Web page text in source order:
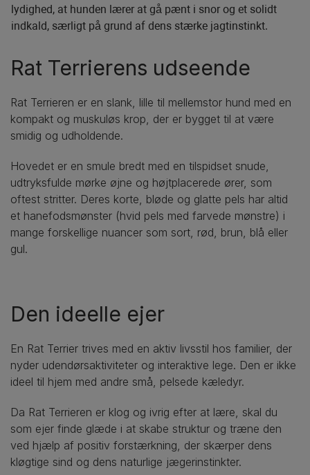
lydighed, at hunden lærer at gå pænt i snor og et solidt
indkald, særligt på grund af dens stærke jagtinstinkt.
Rat Terrierens udseende
Rat Terrieren er en slank, lille til mellemstor hund med en
kompakt og muskuløs krop, der er bygget til at være
smidig og udholdende.
Hovedet er en smule bredt med en tilspidset snude,
udtryksfulde mørke øjne og højtplacerede ører, som
oftest stritter. Deres korte, bløde og glatte pels har altid
et hanefodsmønster (hvid pels med farvede mønstre) i
mange forskellige nuancer som sort, rød, brun, blå eller
gul.
Den ideelle ejer
En Rat Terrier trives med en aktiv livsstil hos familier, der
nyder udendørsaktiviteter og interaktive lege. Den er ikke
ideel til hjem med andre små, pelsede kæledyr.
Da Rat Terrieren er klog og ivrig efter at lære, skal du
som ejer finde glæde i at skabe struktur og træne den
ved hjælp af positiv forstærkning, der skærper dens
kløgtige sind og dens naturlige jægerinstinkter.